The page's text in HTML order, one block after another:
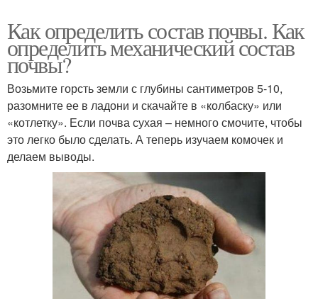
Как определить состав почвы. Как
определить механический состав
почвы?
Возьмите горсть земли с глубины сантиметров 5-10,
разомните ее в ладони и скачайте в «колбаску» или
«котлетку». Если почва сухая – немного смочите, чтобы
это легко было сделать. А теперь изучаем комочек и
делаем выводы.